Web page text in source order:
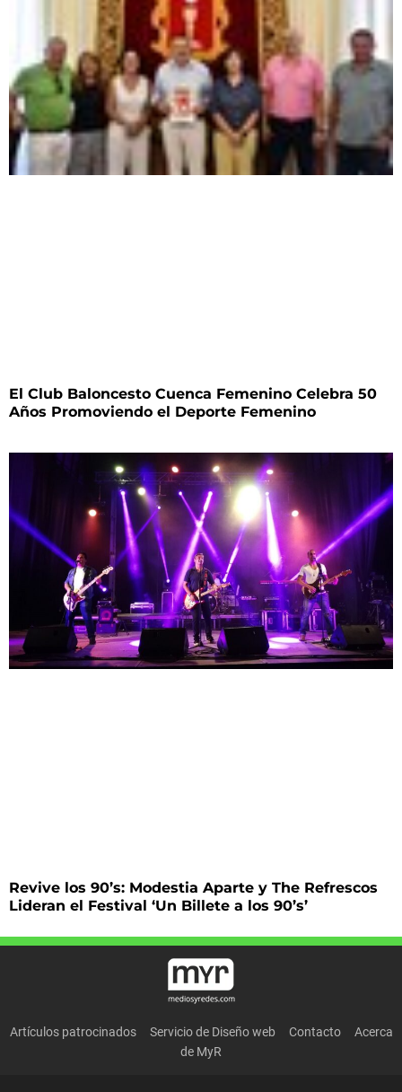
El Club Baloncesto Cuenca Femenino Celebra 50
Años Promoviendo el Deporte Femenino
Revive los 90’s: Modestia Aparte y The Refrescos
Lideran el Festival ‘Un Billete a los 90’s’
Artículos patrocinados Servicio de Diseño web Contacto
Acerca
de MyR